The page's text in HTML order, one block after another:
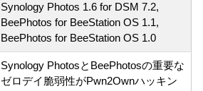
Synology Photos 1.6 for DSM 7.2,
BeePhotos for BeeStation OS 1.1,
BeePhotos for BeeStation OS 1.0
Synology PhotosとBeePhotosの重要な
ゼロデイ脆弱性がPwn2Ownハッキン